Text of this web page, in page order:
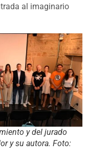
al imaginario
y del jurado
y su autora. Foto: